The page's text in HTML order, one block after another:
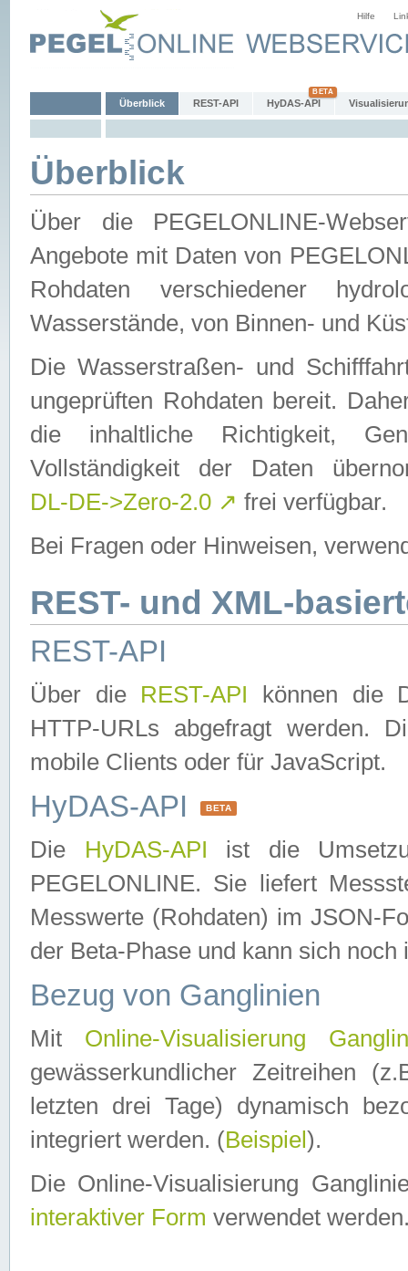
Hilfe
Überblick REST-API HyDAS-API
Überblick
Über die PEGELONLINE-
Angebote mit Daten von
Rohdaten verschiedener
Wasserstände, von Binnen- und
Die Wasserstraßen- und
ungeprüften Rohdaten bereit.
die inhaltliche Richtigkeit,
Vollständigkeit der Daten
DL-DE->Zero-2.0 ↗ frei verfügbar.
Bei Fragen oder Hinweisen,
REST- und XML-
REST-API
Über die REST-API können die
HTTP-URLs abgefragt werden.
mobile Clients oder für JavaScript.
HyDAS-API BETA
Die HyDAS-API ist die
PEGELONLINE. Sie liefert
Messwerte (Rohdaten) im JSON-
der Beta-Phase und kann sich noch
Bezug von Ganglinien
Mit Online-Visualisierung
gewässerkundlicher Zeitreihen
letzten drei Tage) dynamisch
integriert werden. (Beispiel ).
Die Online-Visualisierung
interaktiver Form verwendet